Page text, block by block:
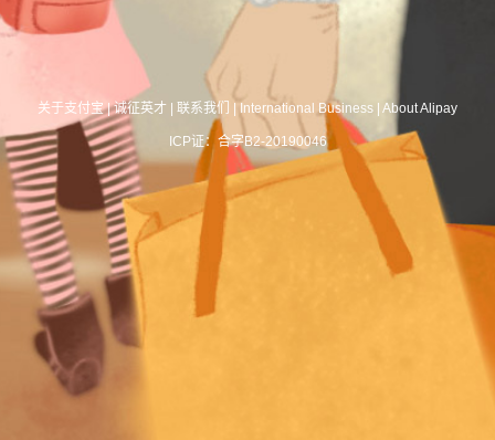
关于支付宝|诚征英才 联系我们 International Business About Alipay
ICP证：合字B2-20190046